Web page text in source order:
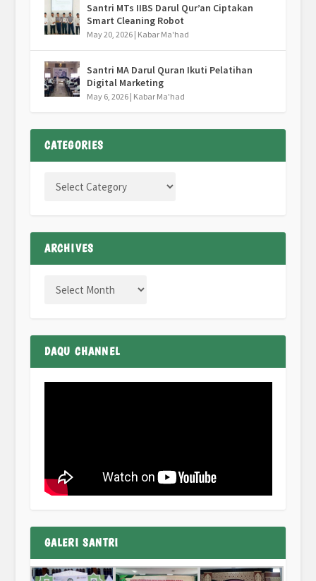
Santri MTs IIBS Darul Qur’an Ciptakan
Smart Cleaning Robot
May 20, 2026| Kabar Ma'had
Santri MA Darul Quran Ikuti Pelatihan
Digital Marketing
May 6, 2026| Kabar Ma'had
CATEGORIES
ARCHIVES
DAQU CHANNEL
GALERI SANTRI